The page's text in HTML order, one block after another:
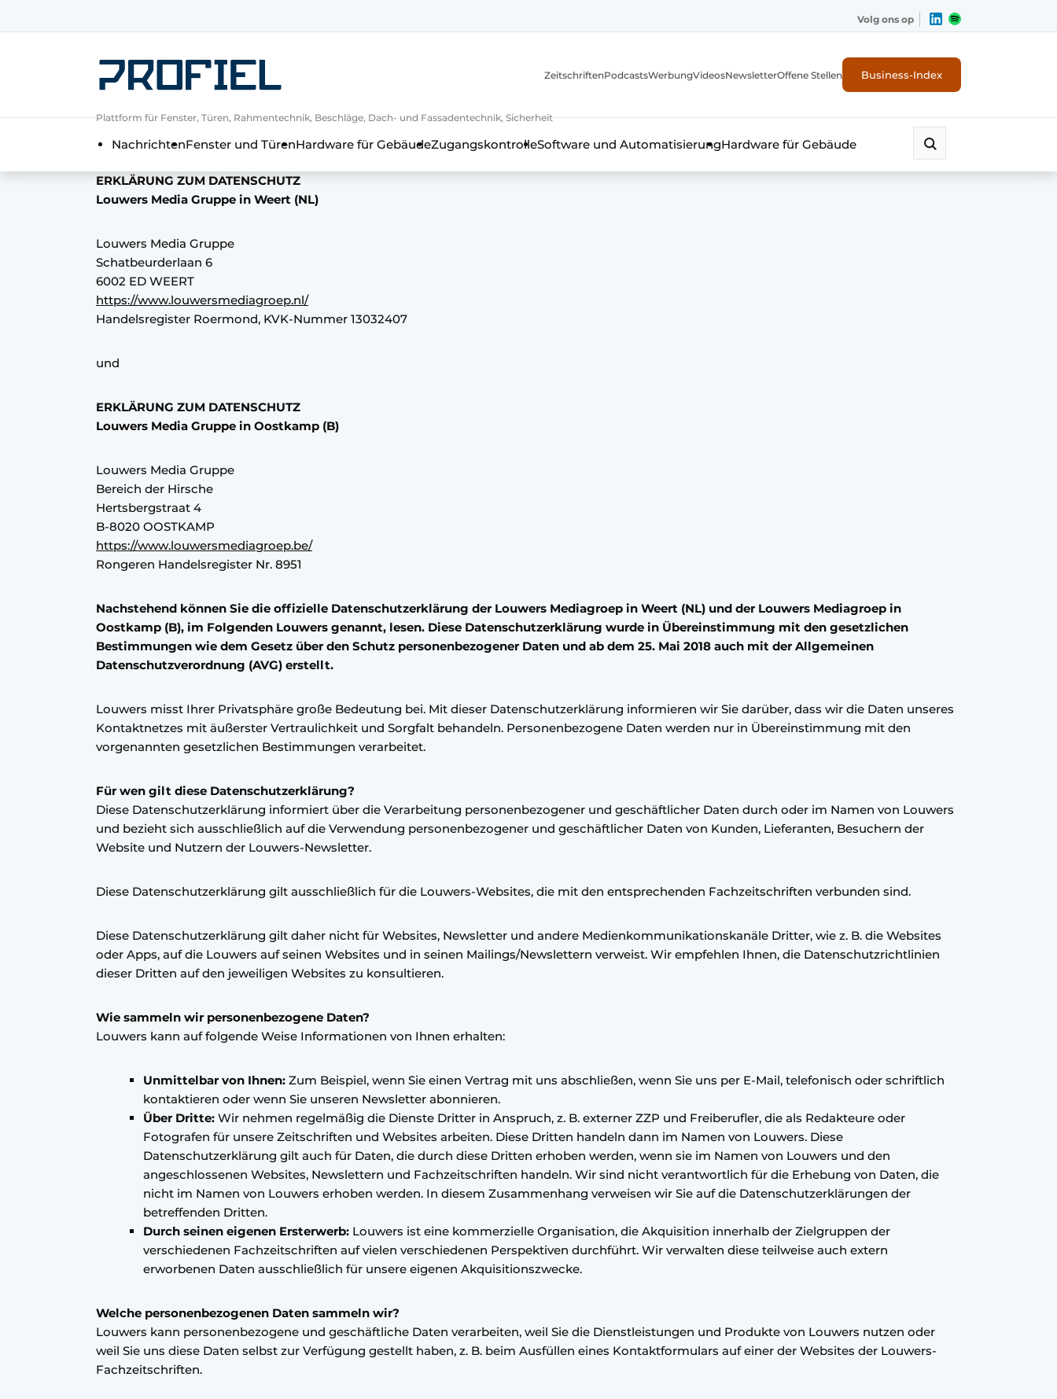
Allgemeine Bedingungen und Konditionen
Veranstaltung anmelden
Meist gelesen
Newsletter
Podcasts
Datenschutz / Cookie-Erklärung
Profil | Plattform für Fenster, Türen, Rahmentechnik, Beschläge, Dach- und Fassadentechnik, Sicherheit
Videos
Volg ons op
Plattform für Fenster, Türen, Rahmentechnik, Beschläge, Dach- und Fassadentechnik, Sicherheit
ZeitschriftenPodcastsWerbungVideosNewsletterOffene Stellen Business-Index
NachrichtenFenster und TürenHardware für GebäudeZugangskontrolleSoftware und AutomatisierungHardware für Gebäude
ERKLÄRUNG ZUM DATENSCHUTZ
Louwers Media Gruppe in Weert (NL)
Louwers Media Gruppe
Schatbeurderlaan 6
6002 ED WEERT
https://www.louwersmediagroep.nl/
Handelsregister Roermond, KVK-Nummer 13032407
und
ERKLÄRUNG ZUM DATENSCHUTZ
Louwers Media Gruppe in Oostkamp (B)
Louwers Media Gruppe
Bereich der Hirsche
Hertsbergstraat 4
B-8020 OOSTKAMP
https://www.louwersmediagroep.be/
Rongeren Handelsregister Nr. 8951
Nachstehend können Sie die offizielle Datenschutzerklärung der Louwers Mediagroep in Weert (NL) und der Louwers Mediagroep in
Oostkamp (B), im Folgenden Louwers genannt, lesen. Diese Datenschutzerklärung wurde in Übereinstimmung mit den gesetzlichen
Bestimmungen wie dem Gesetz über den Schutz personenbezogener Daten und ab dem 25. Mai 2018 auch mit der Allgemeinen
Datenschutzverordnung (AVG) erstellt.
Louwers misst Ihrer Privatsphäre große Bedeutung bei. Mit dieser Datenschutzerklärung informieren wir Sie darüber, dass wir die Daten unseres
Kontaktnetzes mit äußerster Vertraulichkeit und Sorgfalt behandeln. Personenbezogene Daten werden nur in Übereinstimmung mit den
vorgenannten gesetzlichen Bestimmungen verarbeitet.
Für wen gilt diese Datenschutzerklärung?
Diese Datenschutzerklärung informiert über die Verarbeitung personenbezogener und geschäftlicher Daten durch oder im Namen von Louwers
und bezieht sich ausschließlich auf die Verwendung personenbezogener und geschäftlicher Daten von Kunden, Lieferanten, Besuchern der
Website und Nutzern der Louwers-Newsletter.
Diese Datenschutzerklärung gilt ausschließlich für die Louwers-Websites, die mit den entsprechenden Fachzeitschriften verbunden sind.
Diese Datenschutzerklärung gilt daher nicht für Websites, Newsletter und andere Medienkommunikationskanäle Dritter, wie z. B. die Websites
oder Apps, auf die Louwers auf seinen Websites und in seinen Mailings/Newslettern verweist. Wir empfehlen Ihnen, die Datenschutzrichtlinien
dieser Dritten auf den jeweiligen Websites zu konsultieren.
Wie sammeln wir personenbezogene Daten?
Louwers kann auf folgende Weise Informationen von Ihnen erhalten:
Unmittelbar von Ihnen: Zum Beispiel, wenn Sie einen Vertrag mit uns abschließen, wenn Sie uns per E-Mail, telefonisch oder schriftlich
kontaktieren oder wenn Sie unseren Newsletter abonnieren.
Über Dritte: Wir nehmen regelmäßig die Dienste Dritter in Anspruch, z. B. externer ZZP und Freiberufler, die als Redakteure oder
Fotografen für unsere Zeitschriften und Websites arbeiten. Diese Dritten handeln dann im Namen von Louwers. Diese
Datenschutzerklärung gilt auch für Daten, die durch diese Dritten erhoben werden, wenn sie im Namen von Louwers und den
angeschlossenen Websites, Newslettern und Fachzeitschriften handeln. Wir sind nicht verantwortlich für die Erhebung von Daten, die
nicht im Namen von Louwers erhoben werden. In diesem Zusammenhang verweisen wir Sie auf die Datenschutzerklärungen der
betreffenden Dritten.
Durch seinen eigenen Ersterwerb: Louwers ist eine kommerzielle Organisation, die Akquisition innerhalb der Zielgruppen der
verschiedenen Fachzeitschriften auf vielen verschiedenen Perspektiven durchführt. Wir verwalten diese teilweise auch extern
erworbenen Daten ausschließlich für unsere eigenen Akquisitionszwecke.
Welche personenbezogenen Daten sammeln wir?
Louwers kann personenbezogene und geschäftliche Daten verarbeiten, weil Sie die Dienstleistungen und Produkte von Louwers nutzen oder
weil Sie uns diese Daten selbst zur Verfügung gestellt haben, z. B. beim Ausfüllen eines Kontaktformulars auf einer der Websites der Louwers-
Fachzeitschriften.